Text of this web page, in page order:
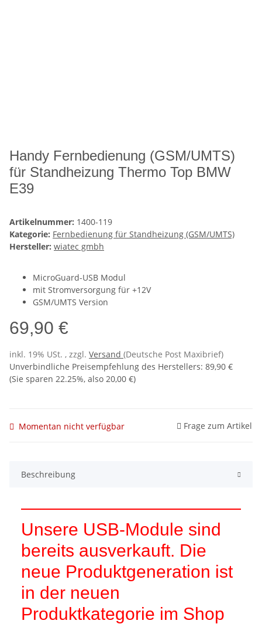
Handy Fernbedienung (GSM/UMTS)
für Standheizung Thermo Top BMW
E39
Artikelnummer: 1400-119
Kategorie: Fernbedienung für Standheizung (GSM/UMTS)
Hersteller: wiatec gmbh
MicroGuard-USB Modul
mit Stromversorgung für +12V
GSM/UMTS Version
69,90 €
inkl. 19% USt. , zzgl. Versand (Deutsche Post Maxibrief)
Unverbindliche Preisempfehlung des Herstellers: 89,90 €
(Sie sparen 22.25%, also 20,00 €)
Momentan nicht verfügbar Frage zum Artikel
Beschreibung
Unsere USB-Module sind
bereits ausverkauft. Die
neue Produktgeneration ist
in der neuen
Produktkategorie im Shop